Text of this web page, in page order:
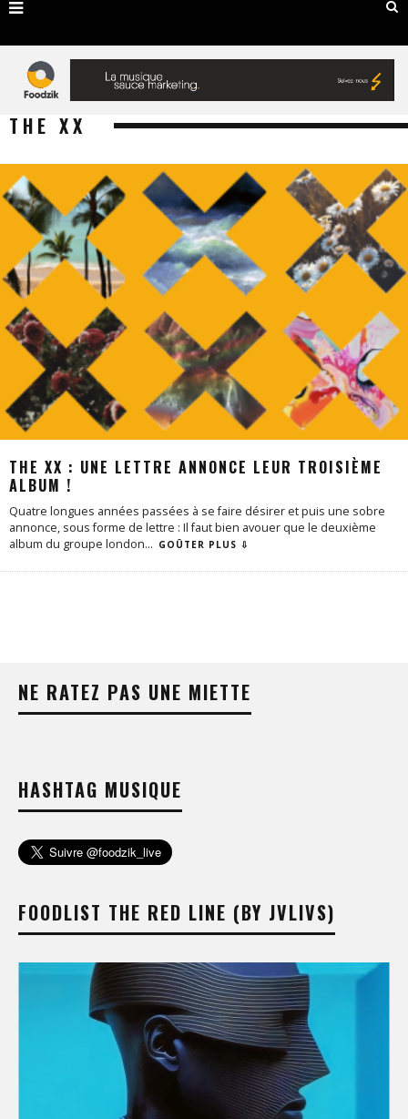
THE XX
THE XX : UNE LETTRE ANNONCE LEUR TROISIÈME
ALBUM !
Quatre longues années passées à se faire désirer et puis une sobre
annonce, sous forme de lettre : Il faut bien avouer que le deuxième
album du groupe london... GOÛTER PLUS ⇩
NE RATEZ PAS UNE MIETTE
HASHTAG MUSIQUE
FOODLIST THE RED LINE (BY JVLIVS)